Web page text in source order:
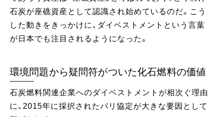
石炭が座礁資産として認識され始めているのだ。こう
した動きをきっかけに、ダイベストメントという言葉
が日本でも注目されるようになった。
環境問題から疑問符がついた化石燃料の価値
石炭燃料関連企業へのダイベストメントが相次ぐ理由
に、2015年に採択されたパリ協定が大きな要因として